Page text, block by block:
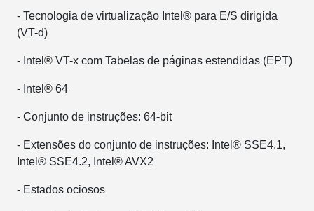
- Tecnologia de virtualização Intel® para E/S dirigida
(VT-d)
- Intel® VT-x com Tabelas de páginas estendidas (EPT)
- Intel® 64
- Conjunto de instruções: 64-bit
- Extensões do conjunto de instruções: Intel® SSE4.1,
Intel® SSE4.2, Intel® AVX2
- Estados ociosos